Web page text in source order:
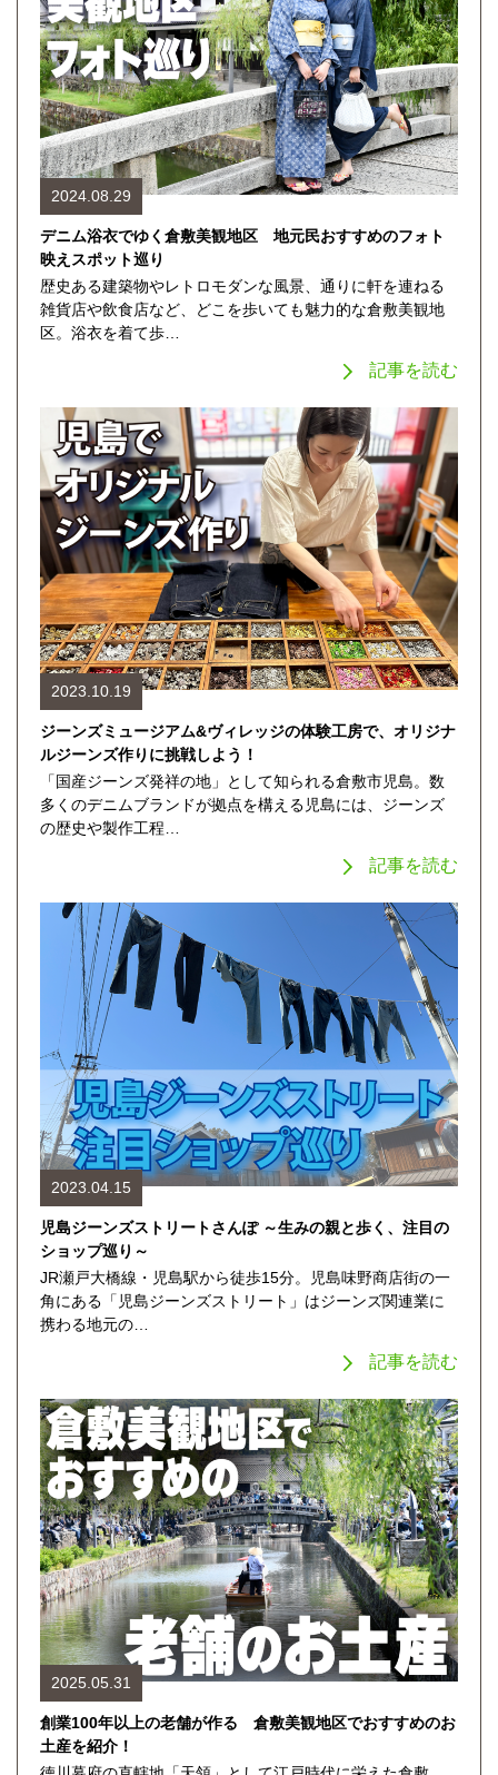
2024.08.29
デニム浴衣でゆく倉敷美観地区 地元民おすすめのフォト
映えスポット巡り
歴史ある建築物やレトロモダンな風景、通りに軒を連ねる
雑貨店や飲食店など、どこを歩いても魅力的な倉敷美観地
区。浴衣を着て歩…
記事を読む
2023.10.19
ジーンズミュージアム&ヴィレッジの体験工房で、オリジナ
ルジーンズ作りに挑戦しよう！
「国産ジーンズ発祥の地」として知られる倉敷市児島。数
多くのデニムブランドが拠点を構える児島には、ジーンズ
の歴史や製作工程…
記事を読む
2023.04.15
児島ジーンズストリートさんぽ ～生みの親と歩く、注目の
ショップ巡り～
JR瀬戸大橋線・児島駅から徒歩15分。児島味野商店街の一
角にある「児島ジーンズストリート」はジーンズ関連業に
携わる地元の…
記事を読む
2025.05.31
創業100年以上の老舗が作る 倉敷美観地区でおすすめのお
土産を紹介！